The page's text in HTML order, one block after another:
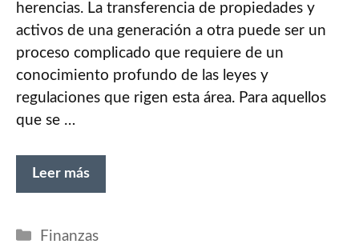
herencias. La transferencia de propiedades y
activos de una generación a otra puede ser un
proceso complicado que requiere de un
conocimiento profundo de las leyes y
regulaciones que rigen esta área. Para aquellos
que se …
Leer más
Categorías
Finanzas